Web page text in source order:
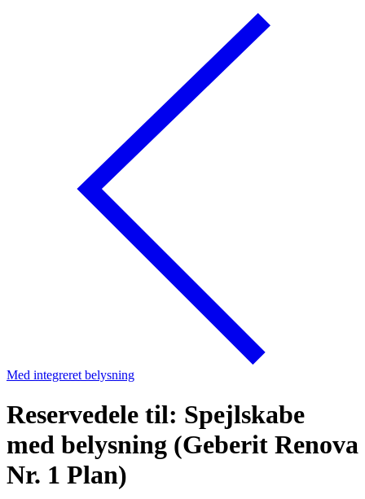
Med integreret belysning
Reservedele til: Spejlskabe
med belysning (Geberit Renova
Nr. 1 Plan)